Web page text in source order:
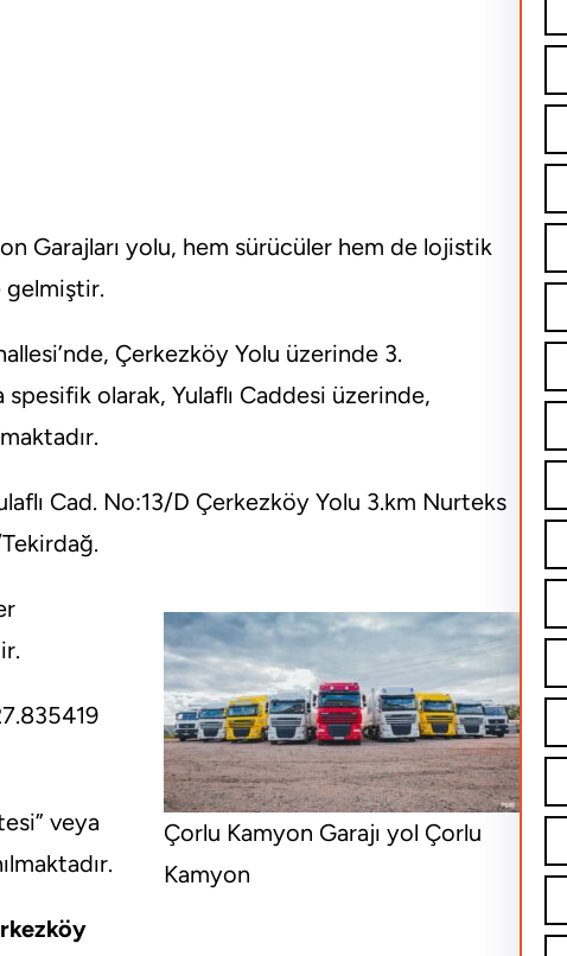
Garajları yolu, hem sürücüler hem de lojistik
gelmiştir.
Çerkezköy Yolu üzerinde 3.
olarak, Yulaflı Caddesi üzerinde,
Cad. No:13/D Çerkezköy Yolu 3.km Nurteks
Çorlu Kamyon Garajı yol Çorlu
Kamyon
veya